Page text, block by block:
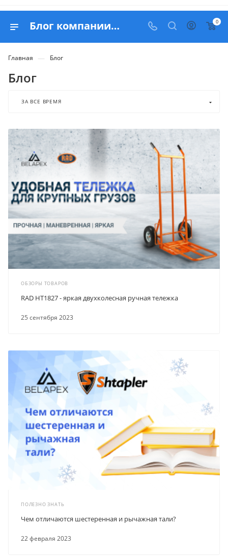
Блог компании ООО "Белапекс" 0
Главная — Блог
Блог
ЗА ВСЕ ВРЕМЯ
ОБЗОРЫ ТОВАРОВ
25 сентября 2023
RAD HT1827 - яркая двухколесная ручная тележка
ПОЛЕЗНО ЗНАТЬ
22 февраля 2023
Чем отличаются шестеренная и рычажная тали?